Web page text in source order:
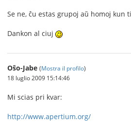
Se ne, ĉu estas grupoj aŭ homoj kun
Dankon al ciuj
Oŝo-Jabe (Mostra il profilo)
18 luglio 2009 15:14:46
Mi scias pri kvar:
http://www.apertium.org/